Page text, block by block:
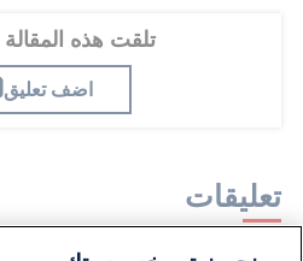
تلقت هذه المقالة 0
اضف تعليق
تعليقات